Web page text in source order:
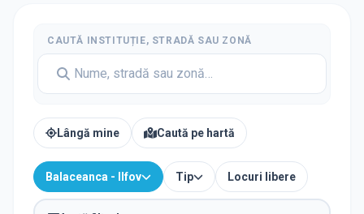
CAUTĂ INSTITUȚIE, STRADĂ SAU ZONĂ
Lângă mine Caută pe hartă
Balaceanca - Ilfov Tip Locuri libere